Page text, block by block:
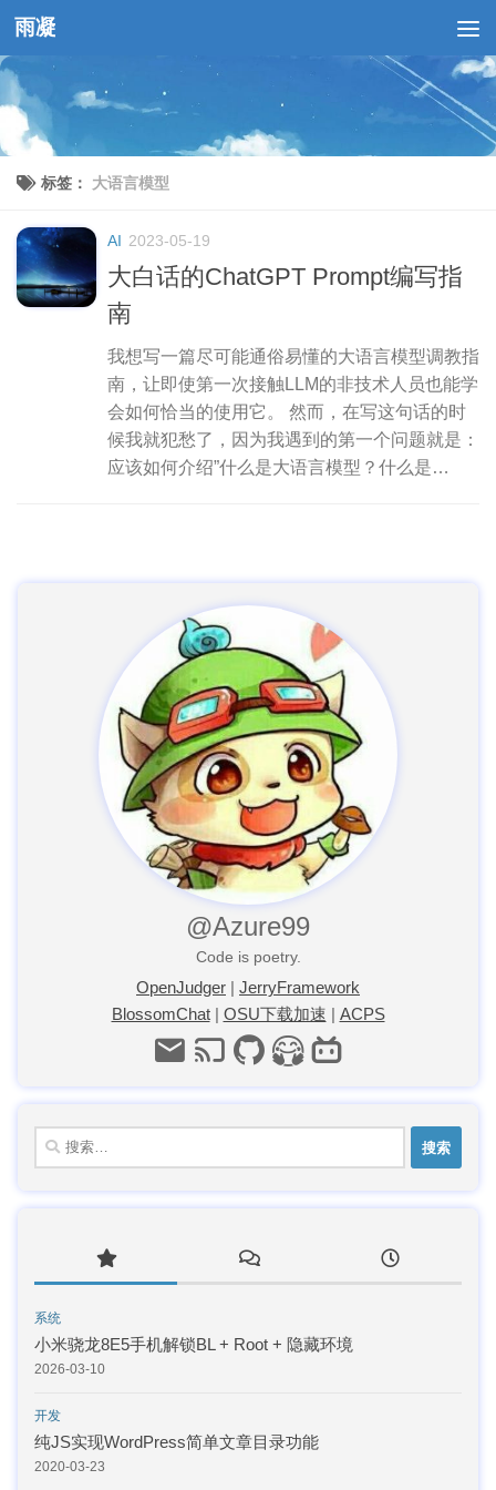
跳至内容
雨凝
标签： 大语言模型
AI 2023-05-19
大白话的ChatGPT Prompt编写指
南
我想写一篇尽可能通俗易懂的大语言模型调教指
南，让即使第一次接触LLM的非技术人员也能学
会如何恰当的使用它。 然而，在写这句话的时
候我就犯愁了，因为我遇到的第一个问题就是：
应该如何介绍”什么是大语言模型？什么是
@Azure99
Code is poetry.
OpenJudger | JerryFramework
BlossomChat| OSU下载加速 | ACPS
搜
索：
系统
小米骁龙8E5手机解锁BL + Root + 隐藏环境
2026-03-10
开发
纯JS实现WordPress简单文章目录功能
2020-03-23